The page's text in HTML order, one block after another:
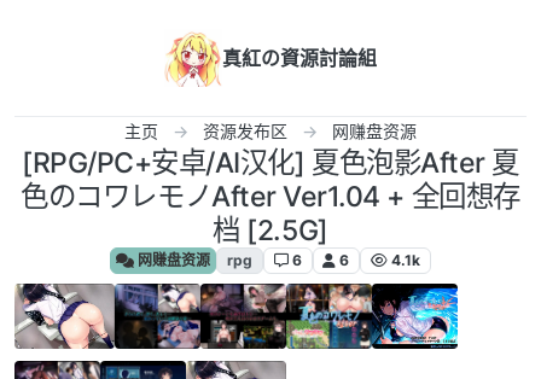
真紅の資源討論組
主页 资源发布区 网赚盘资源
[RPG/PC+安卓/AI汉化] 夏色泡影After 夏
色のコワレモノAfter Ver1.04 + 全回想存
档 [2.5G]
网赚盘资源 rpg 6 6 4.1k